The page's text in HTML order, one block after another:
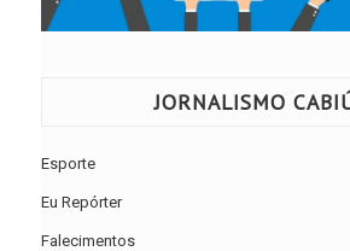
JORNALISMO
Esporte
Eu Repórter
Falecimentos